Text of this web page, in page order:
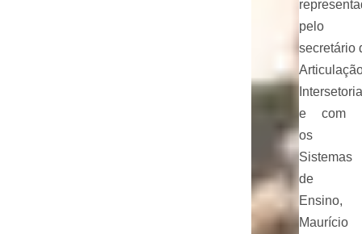
pelo
secretário
e com
os
Sistemas
de
Ensino,
Maurício